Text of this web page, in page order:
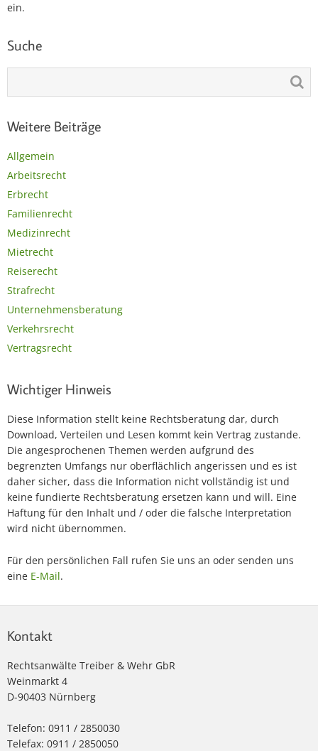
ein.
Suche
Weitere Beiträge
Allgemein
Arbeitsrecht
Erbrecht
Familienrecht
Medizinrecht
Mietrecht
Reiserecht
Strafrecht
Unternehmensberatung
Verkehrsrecht
Vertragsrecht
Wichtiger Hinweis
Diese Information stellt keine Rechtsberatung dar, durch
Download, Verteilen und Lesen kommt kein Vertrag zustande.
Die angesprochenen Themen werden aufgrund des
begrenzten Umfangs nur oberflächlich angerissen und es ist
daher sicher, dass die Information nicht vollständig ist und
keine fundierte Rechtsberatung ersetzen kann und will. Eine
Haftung für den Inhalt und / oder die falsche Interpretation
wird nicht übernommen.
Für den persönlichen Fall rufen Sie uns an oder senden uns
eine E-Mail.
Kontakt
Rechtsanwälte Treiber & Wehr GbR
Weinmarkt 4
D-90403 Nürnberg
Telefon: 0911 / 2850030
Telefax: 0911 / 2850050